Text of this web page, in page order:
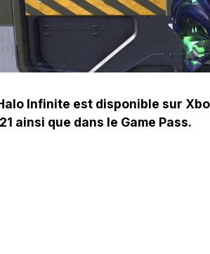
Infinite est disponible sur
ainsi que dans le Game Pass.